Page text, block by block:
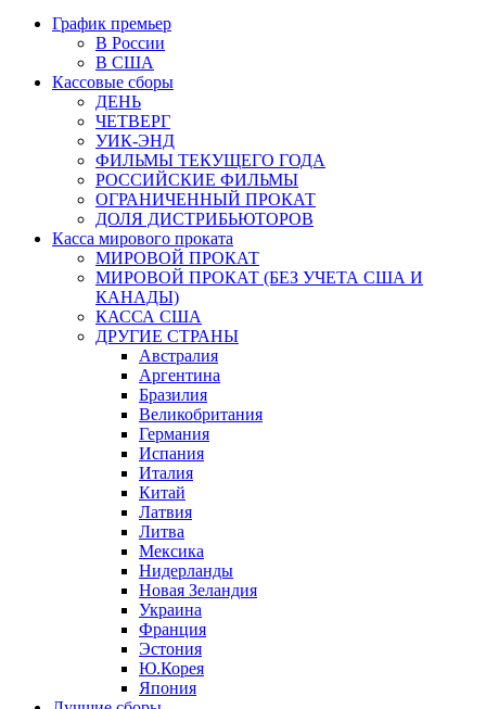
График премьер
В России
В США
Кассовые сборы
ДЕНЬ
ЧЕТВЕРГ
УИК-ЭНД
ФИЛЬМЫ ТЕКУЩЕГО ГОДА
РОССИЙСКИЕ ФИЛЬМЫ
ОГРАНИЧЕННЫЙ ПРОКАТ
ДОЛЯ ДИСТРИБЬЮТОРОВ
Касса мирового проката
МИРОВОЙ ПРОКАТ
МИРОВОЙ ПРОКАТ (БЕЗ УЧЕТА США И
КАНАДЫ)
КАССА США
ДРУГИЕ СТРАНЫ
Австралия
Аргентина
Бразилия
Великобритания
Германия
Испания
Италия
Китай
Латвия
Литва
Мексика
Нидерланды
Новая Зеландия
Украина
Франция
Эстония
Ю.Корея
Япония